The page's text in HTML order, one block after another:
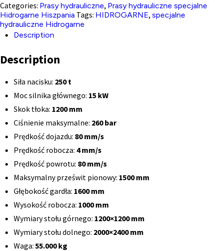
Categories: Prasy hydrauliczne, Prasy hydrauliczne specjalne
Hidrogarne Hiszpania Tags: HIDROGARNE, specjalne
hydrauliczne Hidrogarne
Description
Description
Siła nacisku: 250 t
Moc silnika głównego: 15 kW
Skok tłoka: 1200 mm
Ciśnienie maksymalne: 260 bar
Prędkość dojazdu: 80 mm/s
Prędkość robocza: 4 mm/s
Prędkość powrotu: 80 mm/s
Maksymalny prześwit pionowy: 1500 mm
Głębokość gardła: 1600 mm
Wysokość robocza: 1000 mm
Wymiary stołu górnego: 1200×1200 mm
Wymiary stołu dolnego: 2000×2400 mm
Waga: 55.000 kg